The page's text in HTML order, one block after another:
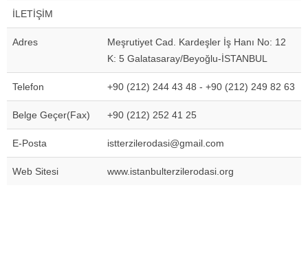
İLETİŞİM
Adres
Meşrutiyet Cad. Kardeşler İş Hanı No: 12
K: 5 Galatasaray/Beyoğlu-İSTANBUL
Telefon +90 (212) 244 43 48 - +90 (212) 249 82 63
Belge Geçer(Fax) +90 (212) 252 41 25
E-Posta istterzilerodasi@gmail.com
Web Sitesi www.istanbulterzilerodasi.org